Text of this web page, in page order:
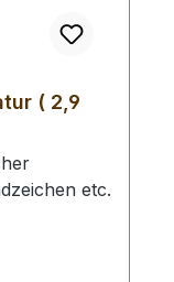
( 2,9
etc.
ist